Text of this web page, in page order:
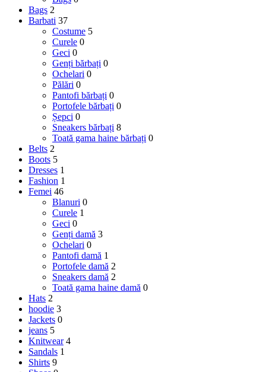
Bags 2
Barbati 37
Costume 5
Curele 0
Geci 0
Genți bărbați 0
Ochelari 0
Pălări 0
Pantofi bărbați 0
Portofele bărbați 0
Șepci 0
Sneakers bărbați 8
Toată gama haine bărbați 0
Belts 2
Boots 5
Dresses 1
Fashion 1
Femei 46
Blanuri 0
Curele 1
Geci 0
Genți damă 3
Ochelari 0
Pantofi damă 1
Portofele damă 2
Sneakers damă 2
Toată gama haine damă 0
Hats 2
hoodie 3
Jackets 0
jeans 5
Knitwear 4
Sandals 1
Shirts 9